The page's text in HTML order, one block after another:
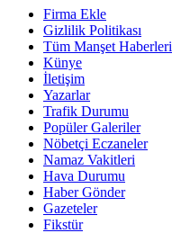
Firma Ekle
Gizlilik Politikası
Tüm Manşet Haberleri
Künye
İletişim
Yazarlar
Trafik Durumu
Popüler Galeriler
Nöbetçi Eczaneler
Namaz Vakitleri
Hava Durumu
Haber Gönder
Gazeteler
Fikstür